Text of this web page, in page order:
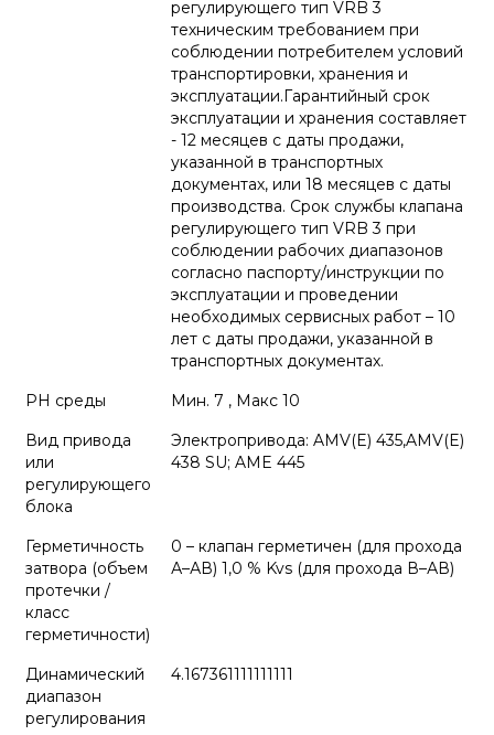
регулирующего тип VRB 3
техническим требованием при
соблюдении потребителем условий
транспортировки, хранения и
эксплуатации.Гарантийный срок
эксплуатации и хранения составляет
- 12 месяцев с даты продажи,
указанной в транспортных
документах, или 18 месяцев с даты
производства. Срок службы клапана
регулирующего тип VRB 3 при
соблюдении рабочих диапазонов
согласно паспорту/инструкции по
эксплуатации и проведении
необходимых сервисных работ – 10
лет с даты продажи, указанной в
транспортных документах.
PH среды
Мин. 7 , Макс 10
Вид привода
или
регулирующего
блока
Электропривода: AMV(E) 435,AMV(E)
438 SU; AME 445
Герметичность
затвора (объем
протечки /
класс
герметичности)
0 – клапан герметичен (для прохода
А–АВ) 1,0 % Kvs (для прохода В–АВ)
Динамический
диапазон
регулирования
4.167361111111111